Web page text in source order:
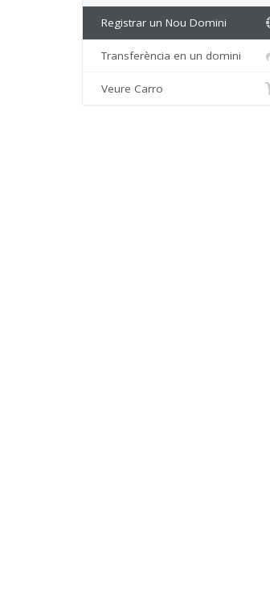
Registrar un Nou Domini
Transferència en un domini
Veure Carro